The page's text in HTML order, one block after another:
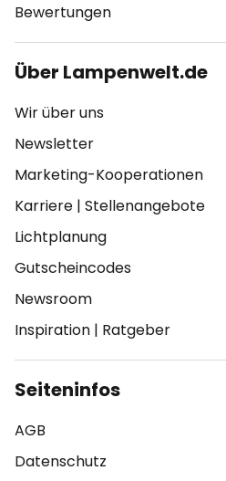
Bewertungen
Über Lampenwelt.de
Wir über uns
Newsletter
Marketing-Kooperationen
Karriere | Stellenangebote
Lichtplanung
Gutscheincodes
Newsroom
Inspiration | Ratgeber
Seiteninfos
AGB
Datenschutz